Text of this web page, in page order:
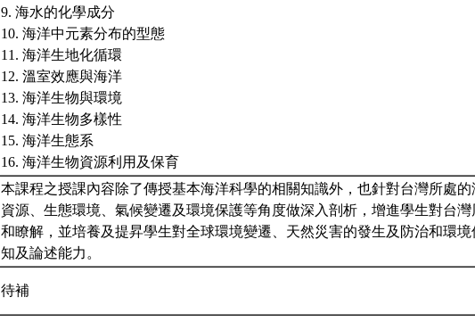
9. 海水的化學成分
10. 海洋中元素分布的型態
11. 海洋生地化循環
12. 溫室效應與海洋
13. 海洋生物與環境
14. 海洋生物多樣性
15. 海洋生態系
16. 海洋生物資源利用及保育
本課程之授課內容除了傳授基本海洋科學的相關知識外，也針對台灣所處
資源、生態環境、氣候變遷及環境保護等角度做深入剖析，增進學生對台
和瞭解，並培養及提昇學生對全球環境變遷、天然災害的發生及防治和環
知及論述能力。
待補